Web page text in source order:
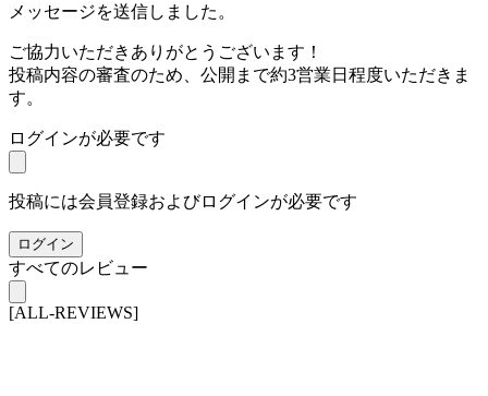
メッセージを送信しました。
ご協力いただきありがとうございます！
投稿内容の審査のため、公開まで約3営業日程度いただきま
す。
ログインが必要です
投稿には会員登録およびログインが必要です
ログイン
すべてのレビュー
[ALL-REVIEWS]